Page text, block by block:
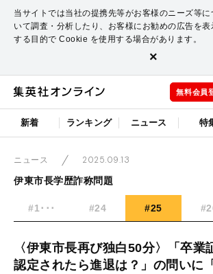
当サイトでは当社の提携先等がお客様のニーズ等に
いて調査・分析したり、お客様にお勧めの広告を表
する目的で Cookie を使用する場合があります。
×
無料会員
新着 ランキング ニュース 特
ニュース
2025.09.13
伊東市長学歴詐称問題
#1･･･ #24 #25
〈伊東市長再び独白50分〉「卒業
認定されたら進退は？」の問いに